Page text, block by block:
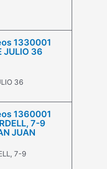
1330001
JULIO 36
36
1360001
7-9
JUAN
7-9